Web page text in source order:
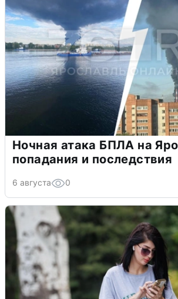
Ночная атака БПЛА на
попадания и последствия
6 августа 0